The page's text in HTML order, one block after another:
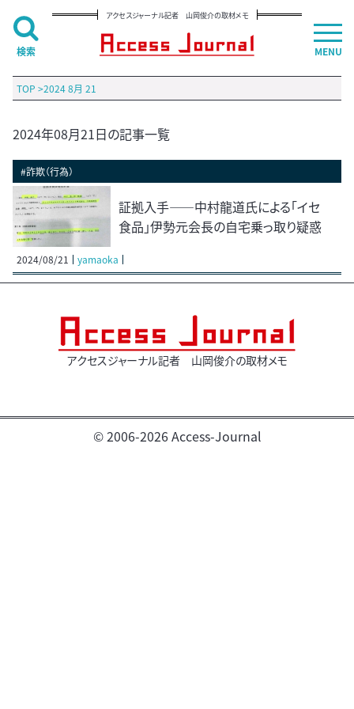
アクセスジャーナル記者 山岡俊介の取材メモ
TOP >2024 8月 21
2024年08月21日の記事一覧
#詐欺（行為）
証拠入手――中村龍道氏による「イセ
食品」伊勢元会長の自宅乗っ取り疑惑
2024/08/21 yamaoka
アクセスジャーナル記者 山岡俊介の取材メモ
© 2006-2026 Access-Journal
MENU
検索